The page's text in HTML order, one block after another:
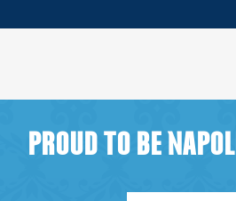
PROUD TO BE NAPOLI